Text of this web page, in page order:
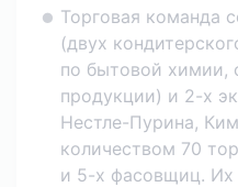
Торговая команда
(двух
по бытовой химии,
продукции) и 2-х
Нестле-Пурина,
количеством 70
и 5-х фасовщиц. Их